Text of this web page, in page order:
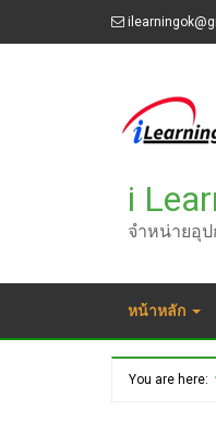
i
จำหน่ายอุ
หน้าหลัก
You are here: